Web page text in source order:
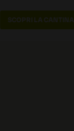
SCOPRI LA CANTINA